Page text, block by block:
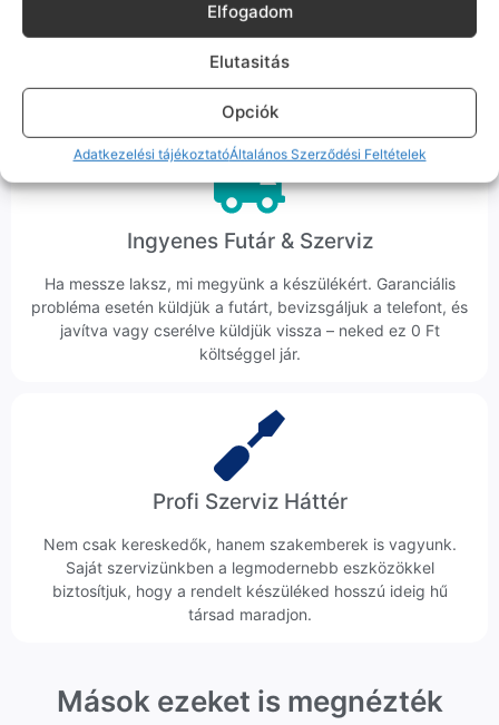
Elfogadom
Elutasitás
Opciók
Adatkezelési tájékoztatóÁltalános Szerződési Feltételek
Hibázni emberi dolog, de a felelősségvállalás nálunk alap.
hanem megoldást. Szakértő kollégáink azonnal kézbe
veszik az ügyedet.
Ingyenes Futár & Szerviz
Ha messze laksz, mi megyünk a készülékért. Garanciális
probléma esetén küldjük a futárt, bevizsgáljuk a telefont, és
javítva vagy cserélve küldjük vissza – neked ez 0 Ft
költséggel jár.
Profi Szerviz Háttér
Nem csak kereskedők, hanem szakemberek is vagyunk.
Saját szervizünkben a legmodernebb eszközökkel
biztosítjuk, hogy a rendelt készüléked hosszú ideig hű
társad maradjon.
Mások ezeket is megnézték